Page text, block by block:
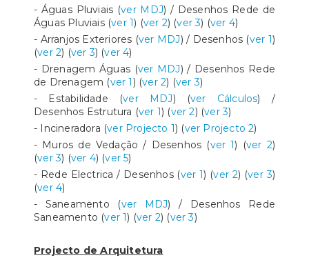
- Águas Pluviais (ver MDJ) / Desenhos Rede de
Águas Pluviais (ver 1) (ver 2) (ver 3) (ver 4)
- Arranjos Exteriores (ver MDJ) / Desenhos (ver 1)
(ver 2) (ver 3) (ver 4)
- Drenagem Águas (ver MDJ) / Desenhos Rede
de Drenagem (ver 1) (ver 2) (ver 3)
- Estabilidade (ver MDJ) (ver Cálculos) /
Desenhos Estrutura (ver 1) (ver 2) (ver 3)
- Incineradora (ver Projecto 1) (ver Projecto 2)
- Muros de Vedação / Desenhos (ver 1) (ver 2)
(ver 3) (ver 4) (ver 5)
- Rede Electrica / Desenhos (ver 1) (ver 2) (ver 3)
(ver 4)
- Saneamento (ver MDJ) / Desenhos Rede
Saneamento (ver 1) (ver 2) (ver 3)
Projecto de Arquitetura